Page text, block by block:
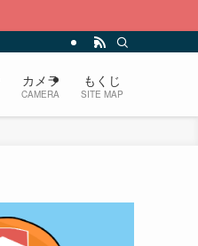
カメラ
CAMERA
もくじ
SITE MAP